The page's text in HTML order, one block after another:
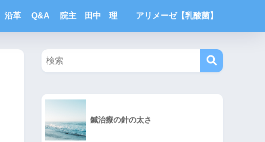
沿革 Q&A 院主 田中 理 アリメーゼ【乳酸菌】
鍼治療の針の太さ